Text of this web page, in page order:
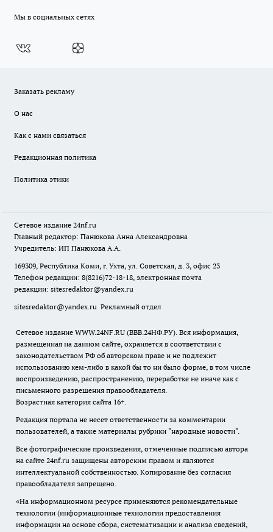
Мы в социальных сетях
Заказать рекламу
О нас
Как с нами связаться
Редакционная политика
Политика этики
Сетевое издание 24nf.ru
Главный редактор: Панюкова Анна Александровна
Учредитель: ИП Панюкова А.А.
169309, Республика Коми, г. Ухта, ул. Советская, д. 3, офис 23
Телефон редакции: 8(8216)72-18-18, электронная почта
редакции: sitesredaktor@yandex.ru
sitesredaktor@yandex.ru Рекламный отдел
Сетевое издание WWW.24NF.RU (ВВВ.24НФ.РУ). Вся информация,
размещенная на данном сайте, охраняется в соответствии с
законодательством РФ об авторском праве и не подлежит
использованию кем-либо в какой бы то ни было форме, в том числе
воспроизведению, распространению, переработке не иначе как с
письменного разрешения правообладателя.
Возрастная категория сайта 16+.
Редакция портала не несет ответственности за комментарии
пользователей, а также материалы рубрики "народные новости".
Все фотографические произведения, отмеченные подписью автора
на сайте 24nf.ru защищены авторским правом и являются
интеллектуальной собственностью. Копирование без согласия
правообладателя запрещено.
«На информационном ресурсе применяются рекомендательные
технологии (информационные технологии предоставления
информации на основе сбора, систематизации и анализа сведений,